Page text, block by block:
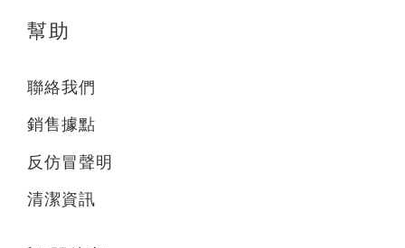
幫助
聯絡我們
銷售據點
反仿冒聲明
清潔資訊